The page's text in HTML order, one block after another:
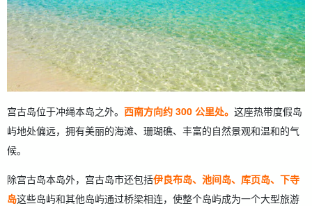
宫古岛位于冲绳本岛之外。 西南方向约 300 公里处。 这座热带度假岛
屿地处偏远，拥有美丽的海滩、珊瑚礁、丰富的自然景观和温和的气
候。
除宫古岛本岛外，宫古岛市还包括伊良布岛、池间岛、库页岛、下寺
岛这些岛屿和其他岛屿通过桥梁相连，使整个岛屿成为一个大型旅游